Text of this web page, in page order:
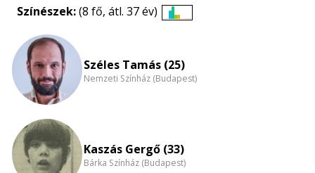
Színészek:(8 fő, átl. 37 év)
nagyítása
Széles Tamás (25)
Nemzeti Színház (Budapest)
Kaszás Gergő (33)
Bárka Színház (Budapest)